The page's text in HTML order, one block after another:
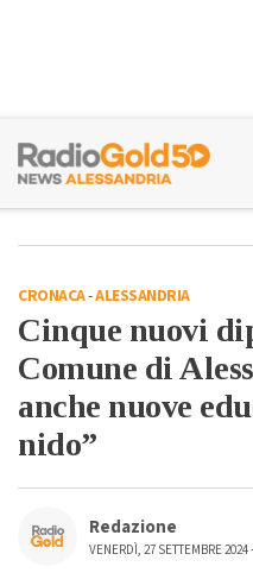
CRONACA-ALESSANDRIA
Cinque nuovi
Comune di
anche nuove
nido”
Redazione
VENERDÌ, 27 SETTEMBRE 2024